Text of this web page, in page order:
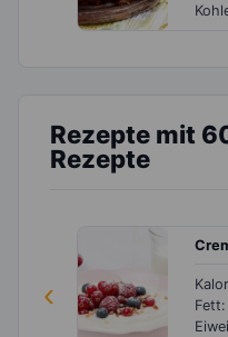
Rezepte mit
Rezepte
‹
Fett: